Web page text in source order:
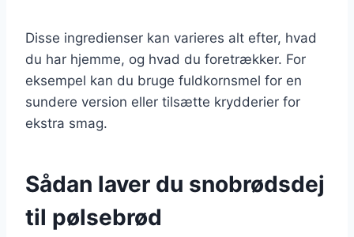
Disse ingredienser kan varieres alt efter, hvad
du har hjemme, og hvad du foretrækker. For
eksempel kan du bruge fuldkornsmel for en
sundere version eller tilsætte krydderier for
ekstra smag.
Sådan laver du snobrødsdej
til pølsebrød